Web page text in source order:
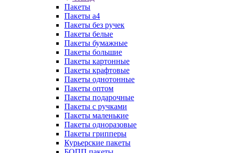
Пакеты
Пакеты а4
Пакеты без ручек
Пакеты белые
Пакеты бумажные
Пакеты большие
Пакеты картонные
Пакеты крафтовые
Пакеты однотонные
Пакеты оптом
Пакеты подарочные
Пакеты с ручками
Пакеты маленькие
Пакеты одноразовые
Пакеты грипперы
Курьерские пакеты